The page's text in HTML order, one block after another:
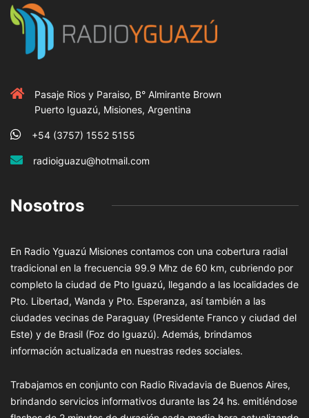
Pasaje Rios y Paraiso, B° Almirante Brown
Puerto Iguazú, Misiones, Argentina
+54 (3757) 1552 5155
radioiguazu@hotmail.com
Nosotros
En Radio Yguazú Misiones contamos con una cobertura radial
tradicional en la frecuencia 99.9 Mhz de 60 km, cubriendo por
completo la ciudad de Pto Iguazú, llegando a las localidades de
Pto. Libertad, Wanda y Pto. Esperanza, así también a las
ciudades vecinas de Paraguay (Presidente Franco y ciudad del
Este) y de Brasil (Foz do Iguazú). Además, brindamos
información actualizada en nuestras redes sociales.
Trabajamos en conjunto con Radio Rivadavia de Buenos Aires,
brindando servicios informativos durante las 24 hs. emitiéndose